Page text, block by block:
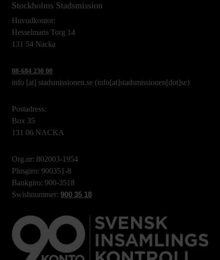
Stockholms Stadsmission
Huvudkontor:
Hesselmans Torg 14
131 54 Nacka
08-684 230 00
info [at] stadsmissionen.se (info[at]stadsmissionen[dot]se)
Postadress:
Box 35
131 06 NACKA
Org.nr: 802003-1954
Plusgiro: 900351-8
Bankgiro: 900-3518
Swishnummer: 900 35 18